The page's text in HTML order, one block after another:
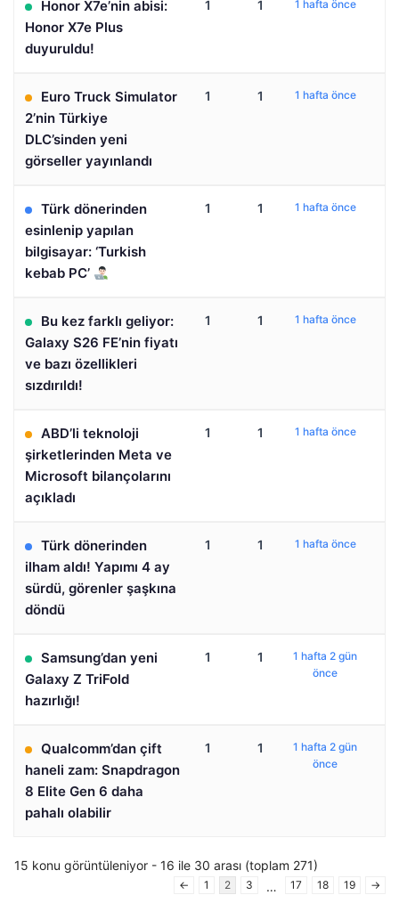
Honor X7e’nin abisi:
Honor X7e Plus
duyuruldu!
1 1 1 hafta önce
Euro Truck Simulator
2’nin Türkiye
DLC’sinden yeni
görseller yayınlandı
1 1 1 hafta önce
Türk dönerinden
esinlenip yapılan
bilgisayar: ‘Turkish
kebab PC’
1 1 1 hafta önce
Bu kez farklı geliyor:
Galaxy S26 FE’nin fiyatı
ve bazı özellikleri
sızdırıldı!
1 1 1 hafta önce
ABD’li teknoloji
şirketlerinden Meta ve
Microsoft bilançolarını
açıkladı
1 1 1 hafta önce
Türk dönerinden
ilham aldı! Yapımı 4 ay
sürdü, görenler şaşkına
döndü
1 1 1 hafta önce
Samsung’dan yeni
Galaxy Z TriFold
hazırlığı!
1 1
1 hafta 2 gün
önce
Qualcomm’dan çift
haneli zam: Snapdragon
8 Elite Gen 6 daha
pahalı olabilir
1 1
1 hafta 2 gün
önce
15 konu görüntüleniyor - 16 ile 30 arası (toplam 271)
← 1 2 3 … 17 18 19 →